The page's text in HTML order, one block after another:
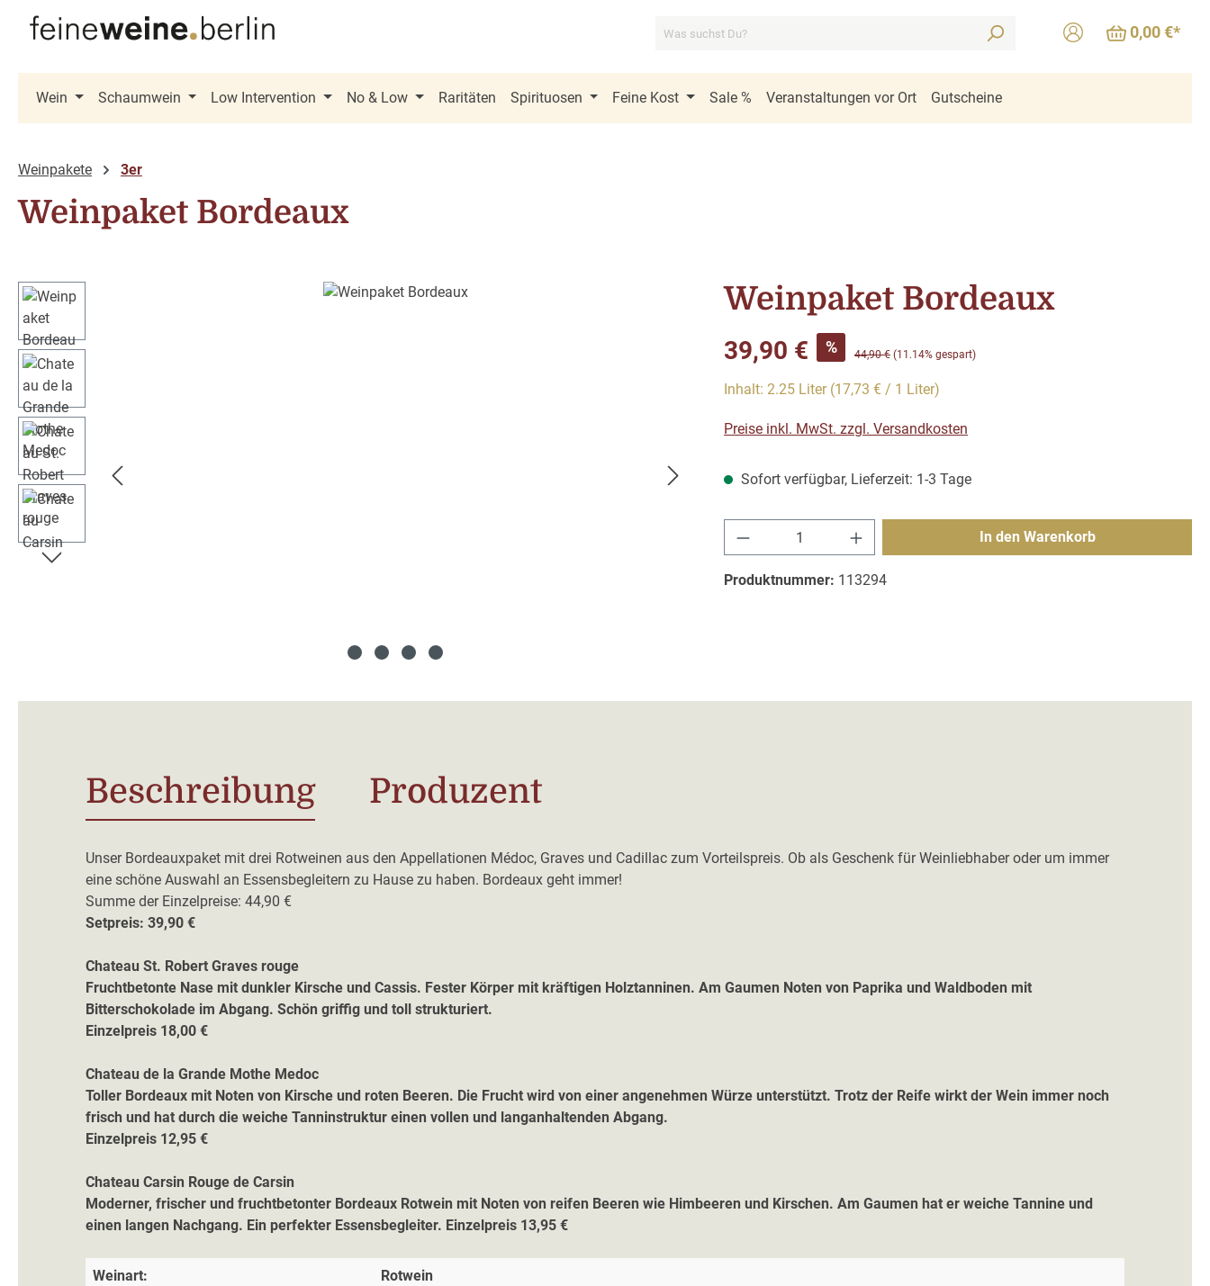
Hauptinhalt springen
Zur Suche springen
Zur Hauptnavigation springen
0,00 €*
Wein Schaumwein Low Intervention No & Low Raritäten Spirituosen Feine Kost Sale % Veranstaltungen vor Ort Gutscheine
Weinpakete 3er
Weinpaket Bordeaux
Bildergalerie überspringen Weinpaket Bordeaux
Verkaufspreis:
39,90 € % Regulärer Preis:
44,90 € (11.14% gespart)
Inhalt: 2.25 Liter (17,73 € / 1 Liter)
Preise inkl. MwSt. zzgl. Versandkosten
Sofort verfügbar, Lieferzeit: 1-3 Tage
Produkt Anzahl: Gib den gewünschten Wert ein
In den Warenkorb
Produktnummer: 113294
Beschreibung Produzent
Unser Bordeauxpaket mit drei Rotweinen aus den Appellationen Médoc, Graves und Cadillac zum Vorteilspreis. Ob als Geschenk für Weinliebhaber oder um immer
eine schöne Auswahl an Essensbegleitern zu Hause zu haben. Bordeaux geht immer!
Summe der Einzelpreise: 44,90 €
Setpreis: 39,90 €
Chateau St. Robert Graves rouge
Fruchtbetonte Nase mit dunkler Kirsche und Cassis. Fester Körper mit kräftigen Holztanninen. Am Gaumen Noten von Paprika und Waldboden mit
Bitterschokolade im Abgang. Schön griffig und toll strukturiert.
Einzelpreis 18,00 €
Chateau de la Grande Mothe Medoc
Toller Bordeaux mit Noten von Kirsche und roten Beeren. Die Frucht wird von einer angenehmen Würze unterstützt. Trotz der Reife wirkt der Wein immer noch
frisch und hat durch die weiche Tanninstruktur einen vollen und langanhaltenden Abgang.
Einzelpreis 12,95 €
Chateau Carsin Rouge de Carsin
Moderner, frischer und fruchtbetonter Bordeaux Rotwein mit Noten von reifen Beeren wie Himbeeren und Kirschen. Am Gaumen hat er weiche Tannine und
einen langen Nachgang. Ein perfekter Essensbegleiter. Einzelpreis 13,95 €
Weinart: Rotwein